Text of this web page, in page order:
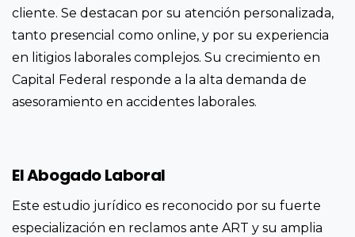
cliente. Se destacan por su atención personalizada,
tanto presencial como online, y por su experiencia
en litigios laborales complejos. Su crecimiento en
Capital Federal responde a la alta demanda de
asesoramiento en accidentes laborales.
El Abogado Laboral
Este estudio jurídico es reconocido por su fuerte
especialización en reclamos ante ART y su amplia